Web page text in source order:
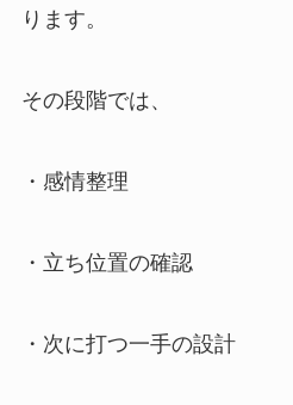
ります。
その段階では、
・感情整理
・立ち位置の確認
・次に打つ一手の設計